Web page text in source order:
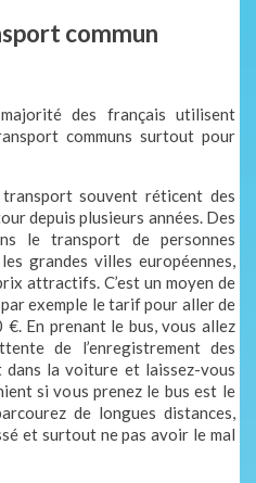
commun
des français utilisent
communs surtout pour
souvent réticent des
depuis plusieurs années. Des
le transport de personnes
grandes villes européennes,
attractifs. C’est un moyen de
exemple le tarif pour aller de
En prenant le bus, vous allez
de l’enregistrement des
dans la voiture et laissez-vous
si vous prenez le bus est le
de longues distances,
et surtout ne pas avoir le mal